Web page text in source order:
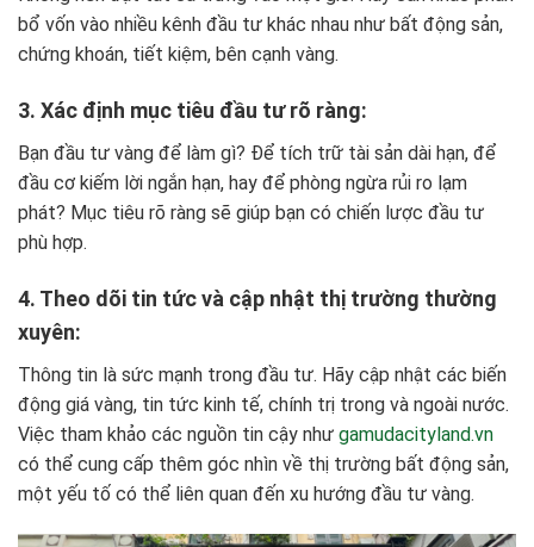
bổ vốn vào nhiều kênh đầu tư khác nhau như bất động sản,
chứng khoán, tiết kiệm, bên cạnh vàng.
3. Xác định mục tiêu đầu tư rõ ràng:
Bạn đầu tư vàng để làm gì? Để tích trữ tài sản dài hạn, để
đầu cơ kiếm lời ngắn hạn, hay để phòng ngừa rủi ro lạm
phát? Mục tiêu rõ ràng sẽ giúp bạn có chiến lược đầu tư
phù hợp.
4. Theo dõi tin tức và cập nhật thị trường thường
xuyên:
Thông tin là sức mạnh trong đầu tư. Hãy cập nhật các biến
động giá vàng, tin tức kinh tế, chính trị trong và ngoài nước.
Việc tham khảo các nguồn tin cậy như gamudacityland.vn
có thể cung cấp thêm góc nhìn về thị trường bất động sản,
một yếu tố có thể liên quan đến xu hướng đầu tư vàng.